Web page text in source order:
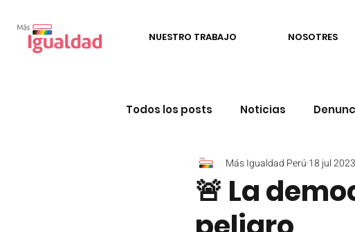
NUESTRO TRABAJO NOSOTRES
Todos los posts Noticias
Incidencia política Educación
Perú Conversa LGBTIQ+
🚨 La
Más Igualdad Perú 18 jul 2023